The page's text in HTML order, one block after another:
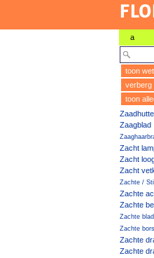
a
toon
verberg
toon
Zaagblad
Zacht
Zacht
Zacht
Zachte /
Zachte
Zachte
Zachte
Zachte
Zachte
Zachte